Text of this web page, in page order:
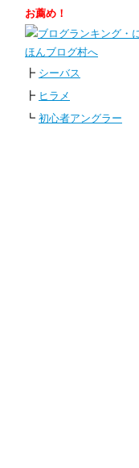
お薦め！
┣ シーバス
┣ ヒラメ
┗ 初心者アングラー